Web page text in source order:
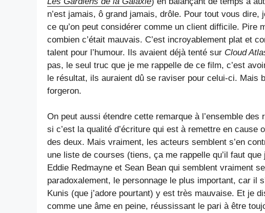
n’est jamais, ô grand jamais, drôle. Pour tout vous
ce qu’on peut considérer comme un client difficile. Pire
combien c’était mauvais. C’est incroyablement plat et
talent pour l’humour. Ils avaient déjà tenté sur Cloud
pas, le seul truc que je me rappelle de ce film, c’est
le résultat, ils auraient dû se raviser pour celui-ci. Mais
forgeron.
On peut aussi étendre cette remarque à l’ensemble
si c’est la qualité d’écriture qui est à remettre en
des deux. Mais vraiment, les acteurs semblent s’en
une liste de courses (tiens, ça me rappelle qu’il faut
Eddie Redmayne et Sean Bean qui semblent vraiment
paradoxalement, le personnage le plus important, car il
Kunis (que j’adore pourtant) y est très mauvaise. Et je
comme une âme en peine, réussissant le pari à être